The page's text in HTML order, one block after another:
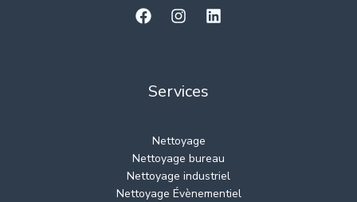
Services
Nettoyage
Nettoyage bureau
Nettoyage industriel
Nettoyage Évènementiel